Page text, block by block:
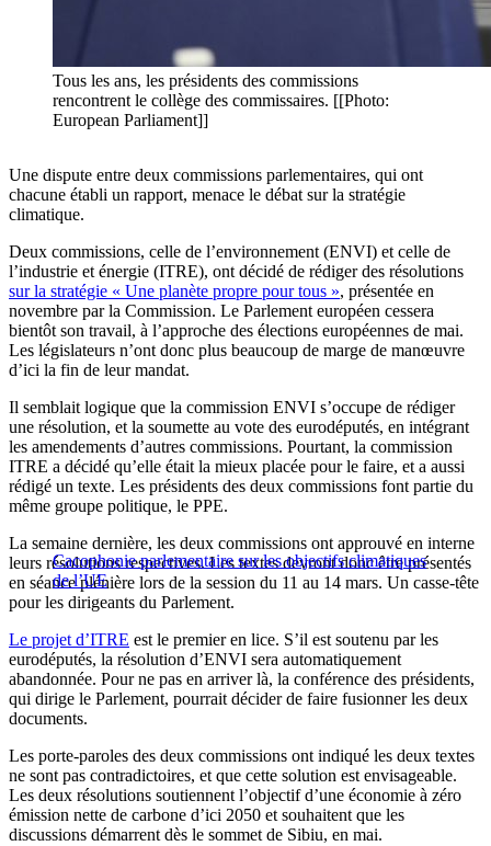
Tous les ans, les présidents des commissions
rencontrent le collège des commissaires. [[Photo:
European Parliament]]
Une dispute entre deux commissions parlementaires, qui ont
chacune établi un rapport, menace le débat sur la stratégie
climatique.
Deux commissions, celle de l’environnement (ENVI) et celle de
l’industrie et énergie (ITRE), ont décidé de rédiger des résolutions
sur la stratégie « Une planète propre pour tous », présentée en
novembre par la Commission. Le Parlement européen cessera
bientôt son travail, à l’approche des élections européennes de mai.
Les législateurs n’ont donc plus beaucoup de marge de manœuvre
d’ici la fin de leur mandat.
Il semblait logique que la commission ENVI s’occupe de rédiger
une résolution, et la soumette au vote des eurodéputés, en intégrant
les amendements d’autres commissions. Pourtant, la commission
ITRE a décidé qu’elle était la mieux placée pour le faire, et a aussi
rédigé un texte. Les présidents des deux commissions font partie du
même groupe politique, le PPE.
Cacophonie parlementaire sur les objectifs climatiques
de l’UE
La semaine dernière, les deux commissions ont approuvé en interne
leurs résolutions respectives. Les textes devront donc être présentés
en séance plénière lors de la session du 11 au 14 mars. Un casse-tête
pour les dirigeants du Parlement.
Le projet d’ITRE est le premier en lice. S’il est soutenu par les
eurodéputés, la résolution d’ENVI sera automatiquement
abandonnée. Pour ne pas en arriver là, la conférence des présidents,
qui dirige le Parlement, pourrait décider de faire fusionner les deux
documents.
Les porte-paroles des deux commissions ont indiqué les deux textes
ne sont pas contradictoires, et que cette solution est envisageable.
Les deux résolutions soutiennent l’objectif d’une économie à zéro
émission nette de carbone d’ici 2050 et souhaitent que les
discussions démarrent dès le sommet de Sibiu, en mai.